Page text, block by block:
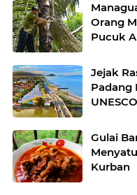
Orang
Pucuk
Jejak
Padang
Gulai
Kurban